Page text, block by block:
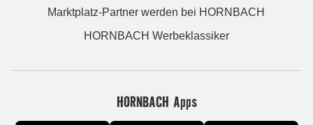
Marktplatz-Partner werden bei HORNBACH
HORNBACH Werbeklassiker
HORNBACH Apps